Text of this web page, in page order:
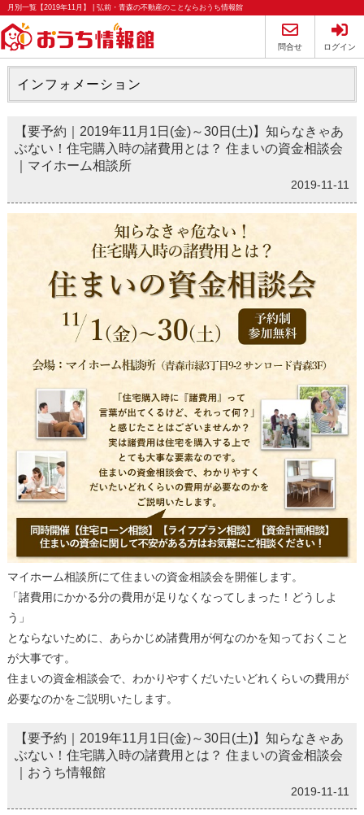
月別一覧【2019年11月】 | 弘前・青森の不動産のことならおうち情報館
問合せ ログイン
インフォメーション
【要予約｜2019年11月1日(金)～30日(土)】知らなきゃあ
ぶない！住宅購入時の諸費用とは？ 住まいの資金相談会
｜マイホーム相談所
2019-11-11
マイホーム相談所にて住まいの資金相談会を開催します。
「諸費用にかかる分の費用が足りなくなってしまった！どうしよ
う」
とならないために、あらかじめ諸費用が何なのかを知っておくこと
が大事です。
住まいの資金相談会で、わかりやすくだいたいどれくらいの費用が
必要なのかをご説明いたします。
【要予約｜2019年11月1日(金)～30日(土)】知らなきゃあ
ぶない！住宅購入時の諸費用とは？ 住まいの資金相談会
｜おうち情報館
2019-11-11